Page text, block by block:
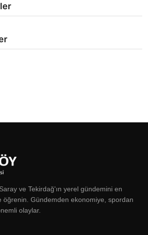
ve Tekirdağ'ın yerel gündemini en
öğrenin. Gündemden ekonomiye, spordan
olaylar.